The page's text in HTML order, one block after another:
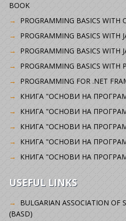
BOOK
PROGRAMMING BASICS WITH
PROGRAMMING BASICS WITH
PROGRAMMING BASICS WITH
PROGRAMMING BASICS WITH
PROGRAMMING FOR .NET
КНИГА "ОСНОВИ НА
КНИГА "ОСНОВИ НА
КНИГА "ОСНОВИ НА
КНИГА "ОСНОВИ НА
КНИГА "ОСНОВИ НА
USEFUL LINKS
BULGARIAN ASSOCIATION OF
(BASD)